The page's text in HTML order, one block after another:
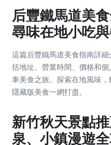
后豐鐵馬道美
尋味在地小吃
這篇后豐鐵馬道美食指南詳
括地址、營業時間、價格和
車美食之旅。探索在地風味
隱藏版美食一網打盡。
新竹秋天景點
泉、小鎮漫遊